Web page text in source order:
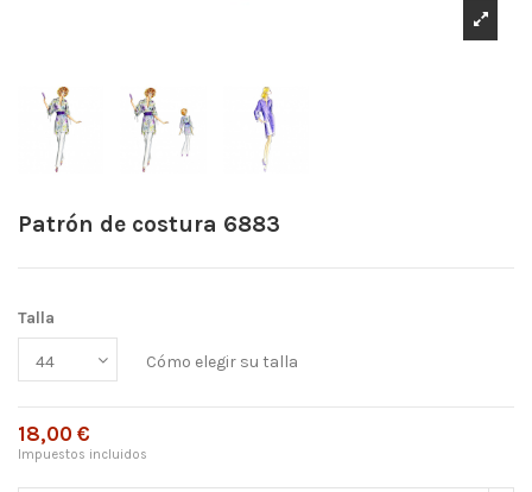
Patrón de costura 6883
Talla
Cómo elegir su talla
18,00 €
Impuestos incluidos